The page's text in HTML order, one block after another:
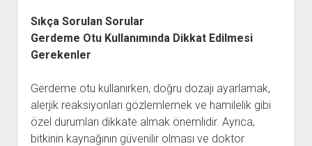
Sıkça Sorulan Sorular
Gerdeme Otu Kullanımında Dikkat Edilmesi
Gerekenler
Gerdeme otu kullanırken, doğru dozajı ayarlamak,
alerjik reaksiyonları gözlemlemek ve hamilelik gibi
özel durumları dikkate almak önemlidir. Ayrıca,
bitkinin kaynağının güvenilir olması ve doktor